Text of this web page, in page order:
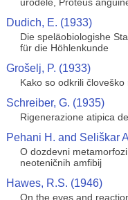
Dudich, E. (1933)
Die speläobiologishe
für die Höhlenkunde
Grošelj, P. (1933)
Kako so odkrili človeško
Schreiber, G. (1935)
Rigenerazione atipica
Pehani H. and Seliškar
O dozdevni
neoteničnih amfibij
Hawes, R.S. (1946)
On the eyes and